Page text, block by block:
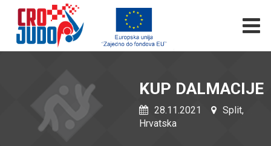
KUP DALMACIJE
28.11.2021
Split,
Hrvatska